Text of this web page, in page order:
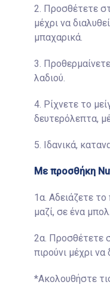
2. Προσθέτετε
μέχρι να
μπαχαρικά.
3.
λαδιού.
4. Ρίχνετε το
δευτερόλεπτα,
5. Ιδανικά,
Με προσθήκη
1α. Αδειάζετε
μαζί, σε ένα μπολ.
2α. Προσθέτετε
πιρούνι μέχρι να
*Ακολουθήστε